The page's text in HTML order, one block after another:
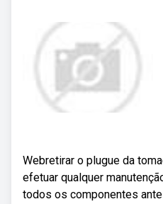
Webretirar o plugue da
efetuar qualquer
todos os componentes